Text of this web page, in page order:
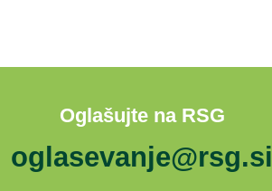
Oglašujte na RSG
oglasevanje@rsg.si